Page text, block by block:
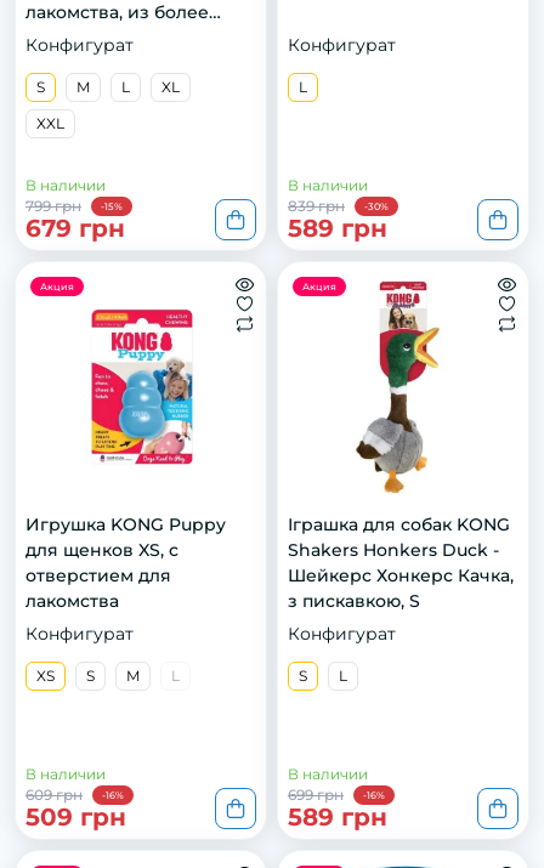
лакомства, из более
прочной резины, S
Конфигурат
S M L
XL
XXL
В наличии
799 грн
-15%
679 грн
Конфигурат
L
В наличии
839 грн
-30%
589 грн
Акция
Игрушка KONG Puppy
для щенков XS, с
отверстием для
лакомства
Конфигурат
XS S M L
В наличии
609 грн
-16%
509 грн
Акция
Іграшка для собак KONG
Shakers Honkers Duck -
Шейкерс Хонкерс Качка,
з пискавкою, S
Конфигурат
S L
В наличии
699 грн
-16%
589 грн